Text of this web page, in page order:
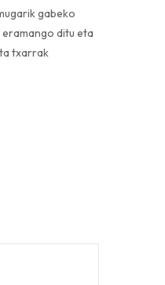
gabeko
ditu eta
txarrak